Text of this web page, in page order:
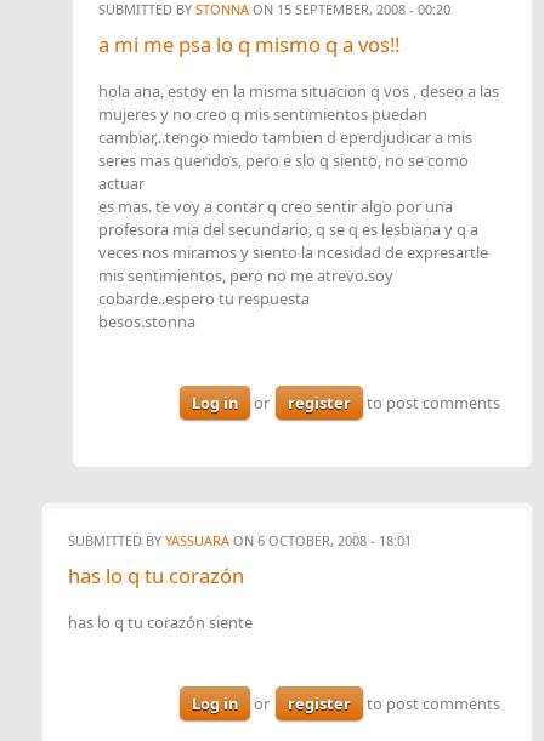
SUBMITTED BY STONNA ON 15 SEPTEMBER, 2008 - 00:20
a mi me psa lo q mismo q a vos!!
hola ana, estoy en la misma situacion q vos , deseo a las
mujeres y no creo q mis sentimientos puedan
cambiar,..tengo miedo tambien d eperdjudicar a mis
seres mas queridos, pero e slo q siento, no se como
actuar
es mas. te voy a contar q creo sentir algo por una
profesora mia del secundario, q se q es lesbiana y q a
veces nos miramos y siento la ncesidad de expresartle
mis sentimientos, pero no me atrevo.soy
cobarde..espero tu respuesta
besos.stonna
Log in or register to post comments
SUBMITTED BY YASSUARA ON 6 OCTOBER, 2008 - 18:01
has lo q tu corazón
has lo q tu corazón siente
Log in or register to post comments